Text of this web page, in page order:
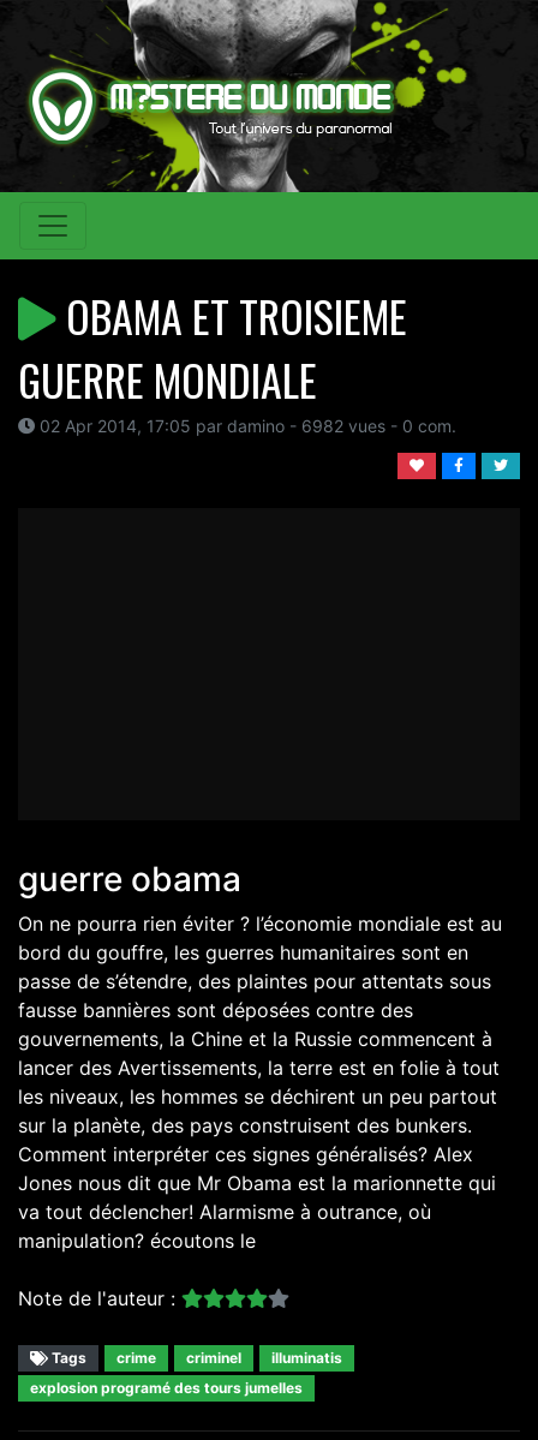
OBAMA ET TROISIEME
GUERRE MONDIALE
02 Apr 2014, 17:05 par damino - 6982 vues - 0 com.
guerre obama
On ne pourra rien éviter ? l’économie mondiale est au
bord du gouffre, les guerres humanitaires sont en
passe de s’étendre, des plaintes pour attentats sous
fausse bannières sont déposées contre des
gouvernements, la Chine et la Russie commencent à
lancer des Avertissements, la terre est en folie à tout
les niveaux, les hommes se déchirent un peu partout
sur la planète, des pays construisent des bunkers.
Comment interpréter ces signes généralisés? Alex
Jones nous dit que Mr Obama est la marionnette qui
va tout déclencher! Alarmisme à outrance, où
manipulation? écoutons le
Note de l'auteur :
Tags crime criminel
illuminatis
explosion programé des tours jumelles